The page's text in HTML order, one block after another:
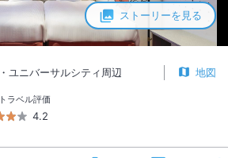
ストーリーを見る
ユニバーサルシティ周辺 地図
ラベル評価
4.2